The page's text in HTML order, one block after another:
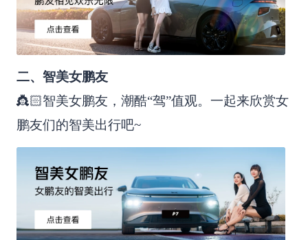
二、智美女鹏友
👸🏻智美女鹏友，潮酷“驾”值观。一起来欣赏女
鹏友们的智美出行吧~